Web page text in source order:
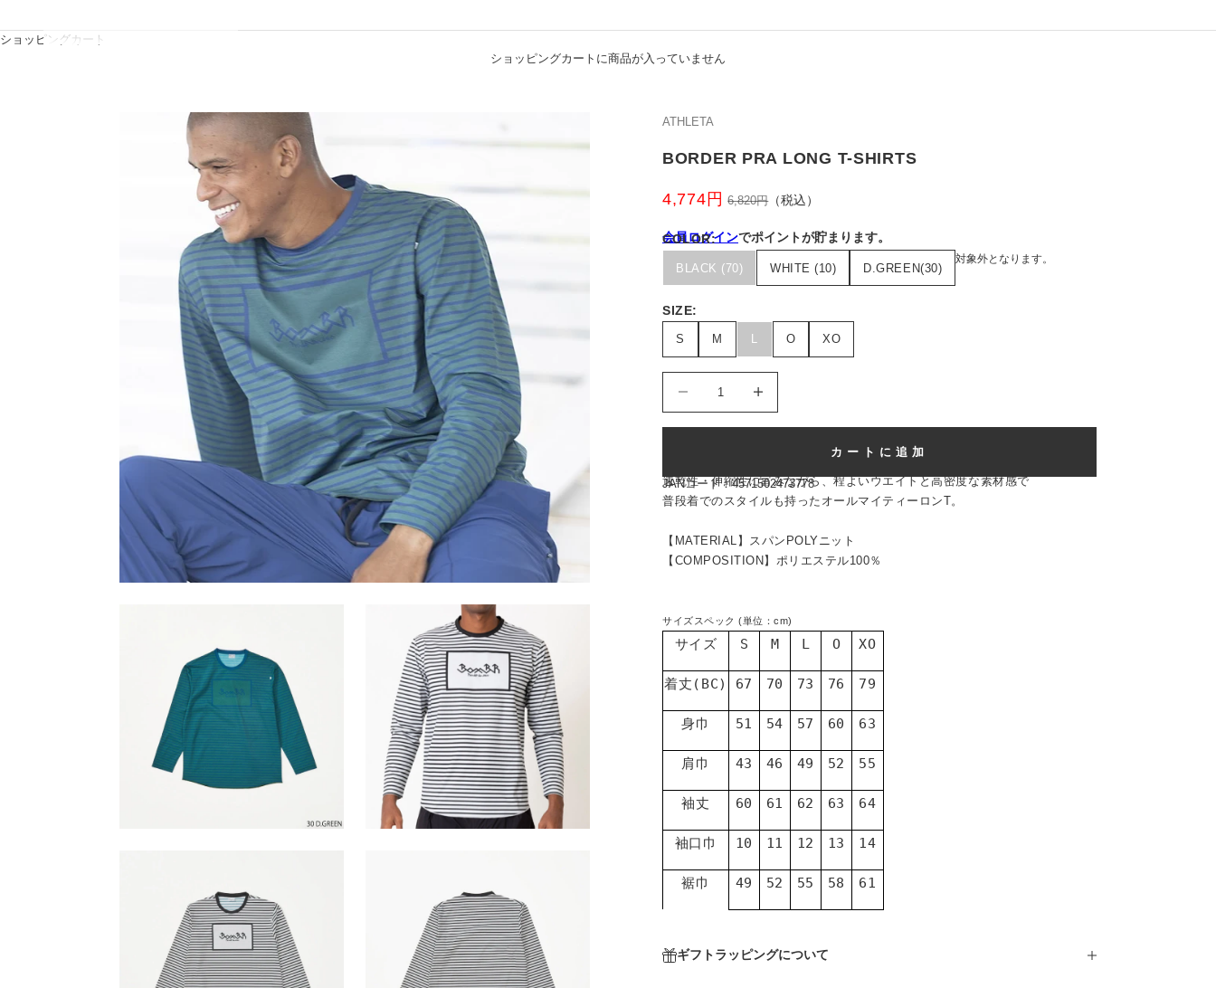
ショッピングカート
ショッピングカートに商品が入っていません
ATHLETA
BORDER PRA LONG T-SHIRTS
4,774円 通常価格
6,820円（税込）
会員ログインでポイントが貯まります。
※ログインせずにご購入の場合、ポイントの付与・ご利用は対象外となります。
COLOR:
BLACK (70) WHITE (10) D.GREEN(30)
SIZE:
S M L O XO
カートに追加
JANコード：4571502473778
速乾性・伸縮性に富みながら、程よいウエイトと高密度な素材感で
普段着でのスタイルも持ったオールマイティーロンT。
【MATERIAL】スパンPOLYニット
【COMPOSITION】ポリエステル100％
サイズスペック (単位：cm)
サイズ S M L O XO
着丈(BC) 67 70 73 76 79
身巾 51 54 57 60 63
肩巾 43 46 49 52 55
袖丈 60 61 62 63 64
袖口巾 10 11 12 13 14
裾巾 49 52 55 58 61
ギフトラッピングについて